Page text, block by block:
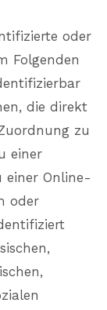
oder
Folgenden
die direkt
zu
einer
einer Online-
oder